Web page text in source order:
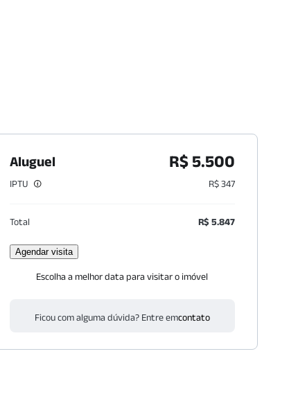
Aluguel R$ 5.500
IPTU R$ 347
Total R$ 5.847
Agendar visita
Escolha a melhor data para visitar o imóvel
Ficou com alguma dúvida? Entre emcontato